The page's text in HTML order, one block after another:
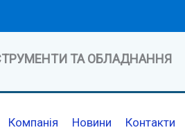
ТА ОБЛАДНАННЯ
Компанія Новини Контакти